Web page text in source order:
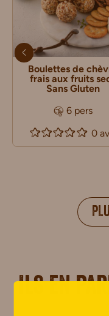
Boulettes de
frais aux fruits
Sans Gluten
6 pers
0
Ils en